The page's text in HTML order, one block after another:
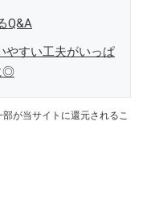
Q&A
やすい工夫がいっぱ
◎
が当サイトに還元されるこ